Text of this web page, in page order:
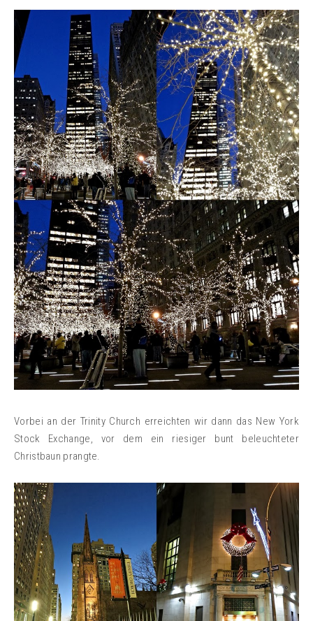
Vorbei an der Trinity Church erreichten wir dann das New York
Stock Exchange, vor dem ein riesiger bunt beleuchteter
Christbaun prangte.